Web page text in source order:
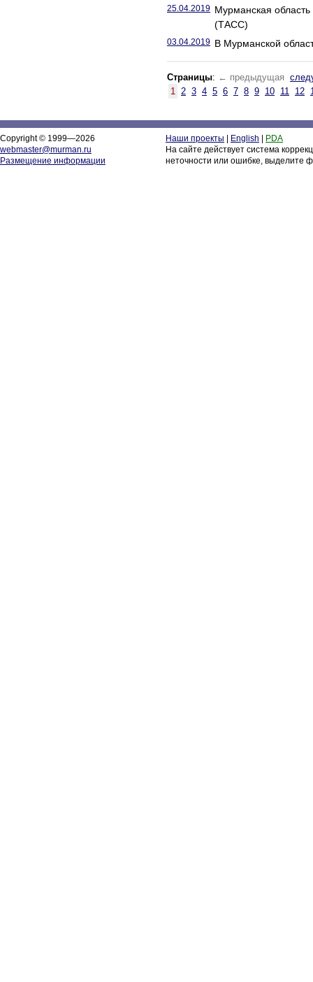
25.04.2019 Мурманская
(ТАСС)
03.04.2019 В Мурманской
Страницы: ← предыдущая
1 2 3 4 5 6 7 8 9 10 11 12
Copyright © 1999—2026
webmaster@murman.ru
Размещение информации
Наши проекты English
PDA
На сайте действует система
неточности или ошибке, выделите